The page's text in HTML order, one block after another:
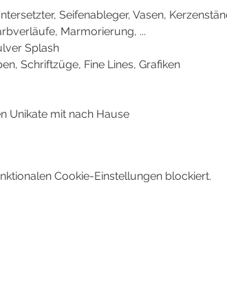
Seifenableger, Vasen,
Marmorierung, ...
Splash
Schriftzüge, Fine Lines, Grafiken
Unikate mit nach Hause
Cookie-Einstellungen blockiert.